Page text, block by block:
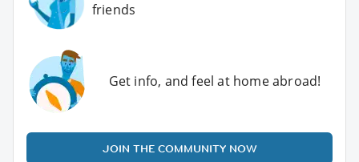
friends
Get info, and feel at home abroad!
JOIN THE COMMUNITY NOW